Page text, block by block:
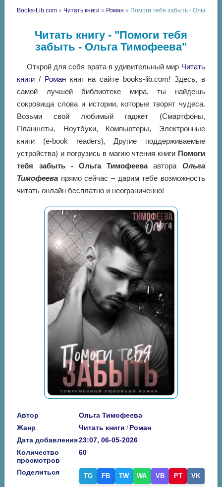
Books-Lib.com » Читать книги » Роман » Помоги тебя забыть - Ольга Тимофеева
Читать книгу - "Помоги тебя
забыть - Ольга Тимофеева"
Открой для себя врата в удивительный мир Читать
книги / Роман книг на сайте books-lib.com! Здесь, в
самой лучшей библиотеке мира, ты найдешь
сокровища слова и истории, которые творят чудеса.
Возьми свой любимый гаджет (Смартфоны,
Планшеты, Ноутбуки, Компьютеры, Электронные
книги (e-book readers), Другие поддерживаемые
устройства) и погрузись в магию чтения книги Помоги
тебя забыть - Ольга Тимофееваавтора Ольга
Тимофеева прямо сейчас – дарим тебе возможность
читать онлайн бесплатно и неограниченно!
Автор
Ольга Тимофеева
Жанр
Читать книги / Роман
Дата добавления23:07, 06-05-2026
Количество
просмотров
60
Поделиться TG FB TW WA VB PT VK